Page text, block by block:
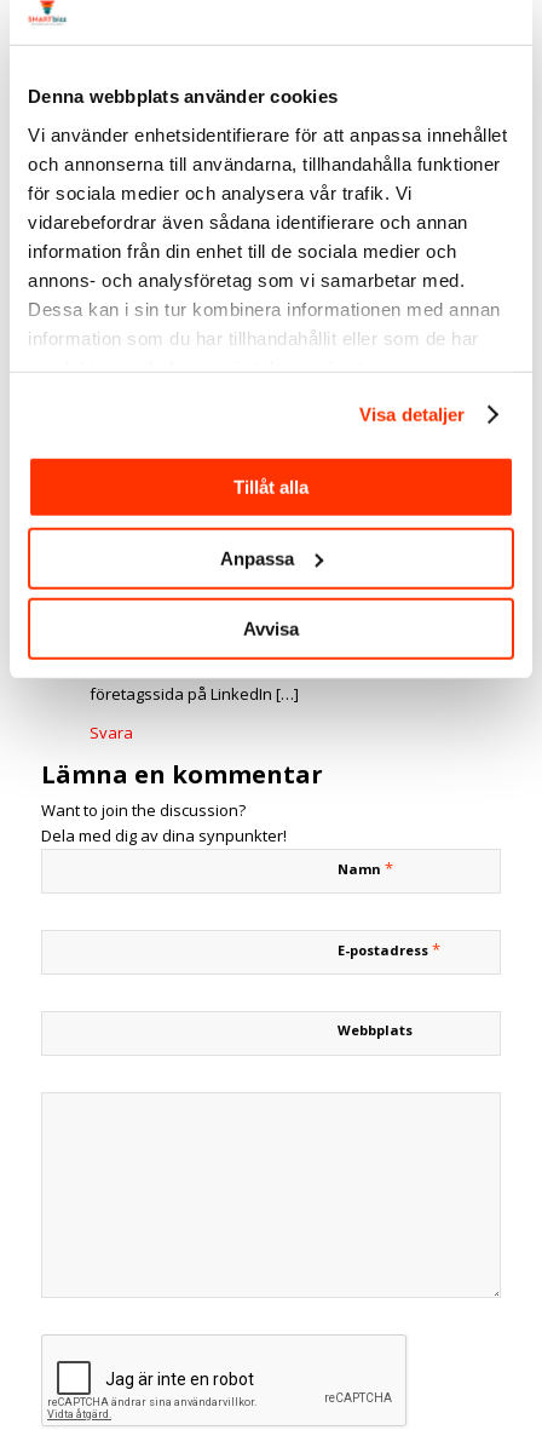
Denna webbplats använder cookies
Vi använder enhetsidentifierare för att anpassa innehållet
och annonserna till användarna, tillhandahålla funktioner
för sociala medier och analysera vår trafik. Vi
vidarebefordrar även sådana identifierare och annan
information från din enhet till de sociala medier och
annons- och analysföretag som vi samarbetar med.
Dessa kan i sin tur kombinera informationen med annan
information som du har tillhandahållit eller som de har
Visa detaljer
Tillåt alla
Anpassa
Avvisa
LinkedIn-expert
SmartBizz AB
Välkommen att följa mig:
LinkedIn
Youtube
Spotify
LinkedIn,LinkedIn företagssida
nyheter
Trackbacks & Pingbacks
Så skapar du innehåll som är inkluderande - SmartBizz
företagssida på LinkedIn […]
Svara
Lämna en kommentar
Want to join the discussion?
Dela med dig av dina synpunkter!
Namn *
E-postadress *
Webbplats